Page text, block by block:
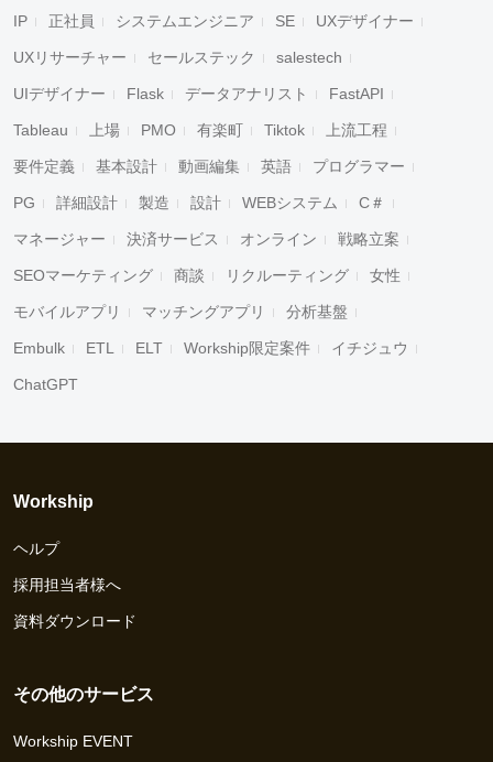
IP 正社員 システムエンジニア SE UXデザイナー
UXリサーチャー セールステック salestech
UIデザイナー Flask データアナリスト FastAPI
Tableau 上場 PMO 有楽町 Tiktok 上流工程
要件定義 基本設計 動画編集 英語 プログラマー
PG 詳細設計 製造 設計 WEBシステム C＃
マネージャー 決済サービス オンライン 戦略立案
SEOマーケティング 商談 リクルーティング 女性
モバイルアプリ マッチングアプリ 分析基盤
Embulk ETL ELT Workship限定案件 イチジュウ
ChatGPT
Workship
ヘルプ
採用担当者様へ
資料ダウンロード
その他のサービス
Workship EVENT